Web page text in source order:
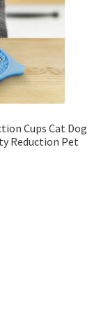
Cups Cat Dog
Reduction Pet